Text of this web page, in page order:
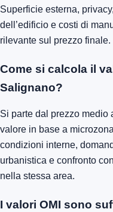
Superficie esterna,
dell’edificio e costi di
rilevante sul prezzo finale.
Come si calcola il
Salignano?
Si parte dal prezzo medio
valore in base a
condizioni interne,
urbanistica e confronto
nella stessa area.
I valori OMI sono